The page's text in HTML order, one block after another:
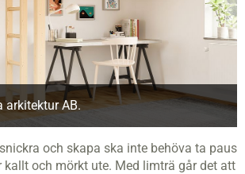
arkitektur AB.
och skapa ska inte behöva ta paus
kallt och mörkt ute. Med limträ går det att